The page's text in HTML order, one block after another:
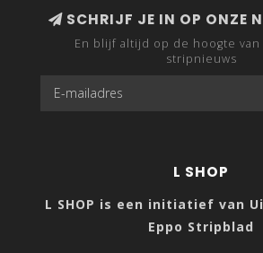
SCHRIJF JE IN OP ONZE
En blijf altijd op de hoogte van
stripnieuws
L SHOP
L SHOP is een initiatief van
Eppo Stripblad